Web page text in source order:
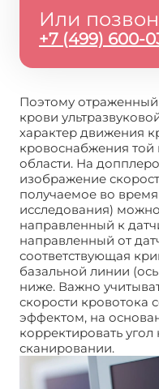
Или
+7 (499) 600-
Поэтому
крови
характер движения
кровоснабжения
области. На
изображение
получаемое во
исследования)
направленный к
направленный от
соответствующая
базальной линии
ниже. Важно
скорости кровотока
эффектом, на
корректировать
сканировании.